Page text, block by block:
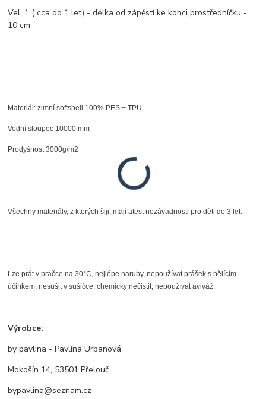
Vel. 1 ( cca do 1 let) - délka od zápěstí ke konci prostředníčku -
10 cm
Materiál: zimní softshell 100% PES + TPU
Vodní sloupec 10000 mm
Prodyšnost 3000g/m2
Všechny materiály, z kterých šiji, mají atest nezávadnosti pro děti do 3 let.
Lze prát v pračce na 30°C, nejlépe naruby, nepoužívat prášek s bělícím
účinkem, nesušit v sušičce, chemicky nečistit, nepoužívat aviváž.
Výrobce:
by pavlina - Pavlína Urbanová
Mokošín 14, 53501 Přelouč
bypavlina@seznam.cz